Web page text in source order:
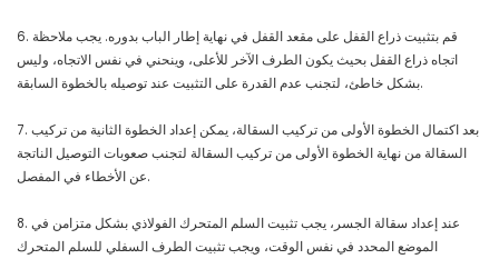
6. قم بتثبيت ذراع القفل على مقعد القفل في نهاية إطار الباب بدوره. يجب ملاحظة
اتجاه ذراع القفل بحيث يكون الطرف الآخر للأعلى، وينحني في نفس الاتجاه، وليس
بشكل خاطئ، لتجنب عدم القدرة على التثبيت عند توصيله بالخطوة السابقة.
7. بعد اكتمال الخطوة الأولى من تركيب السقالة، يمكن إعداد الخطوة الثانية من تركيب
السقالة من نهاية الخطوة الأولى من تركيب السقالة لتجنب صعوبات التوصيل الناتجة
عن الأخطاء في المفصل.
8. عند إعداد سقالة الجسر، يجب تثبيت السلم المتحرك الفولاذي بشكل متزامن في
الموضع المحدد في نفس الوقت، ويجب تثبيت الطرف السفلي للسلم المتحرك